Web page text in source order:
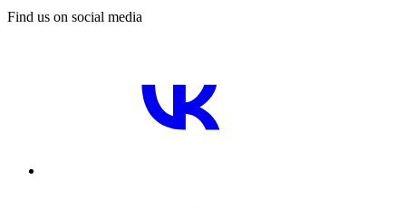
Find us on social media